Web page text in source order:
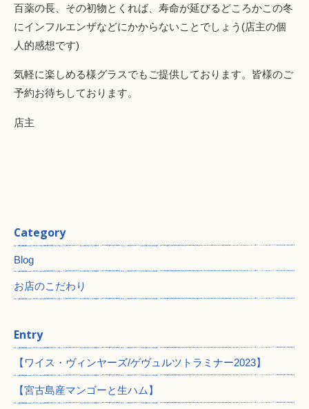
百薬の長、その初物とくれば、寿命が延びるどころかこの冬
にインフルエンザなどにかからないことでしょう(店主の個
人的感想です)
気軽に楽しめる様グラスでもご提供しております。皆様のご
予約お待ちしております。
店主
Category
Blog
お店のこだわり
Entry
【ワイス・ヴィンヤーズ/ゲヴュルツトラミナー2023】
【宮古島産マンゴーと生ハム】